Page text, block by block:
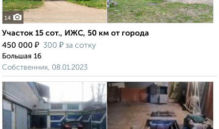
14
Участок 15 сот., ИЖС, 50 км от города
450 000 ₽ 300 ₽ за сотку
Большая 16
Собственник, 08.01.2023